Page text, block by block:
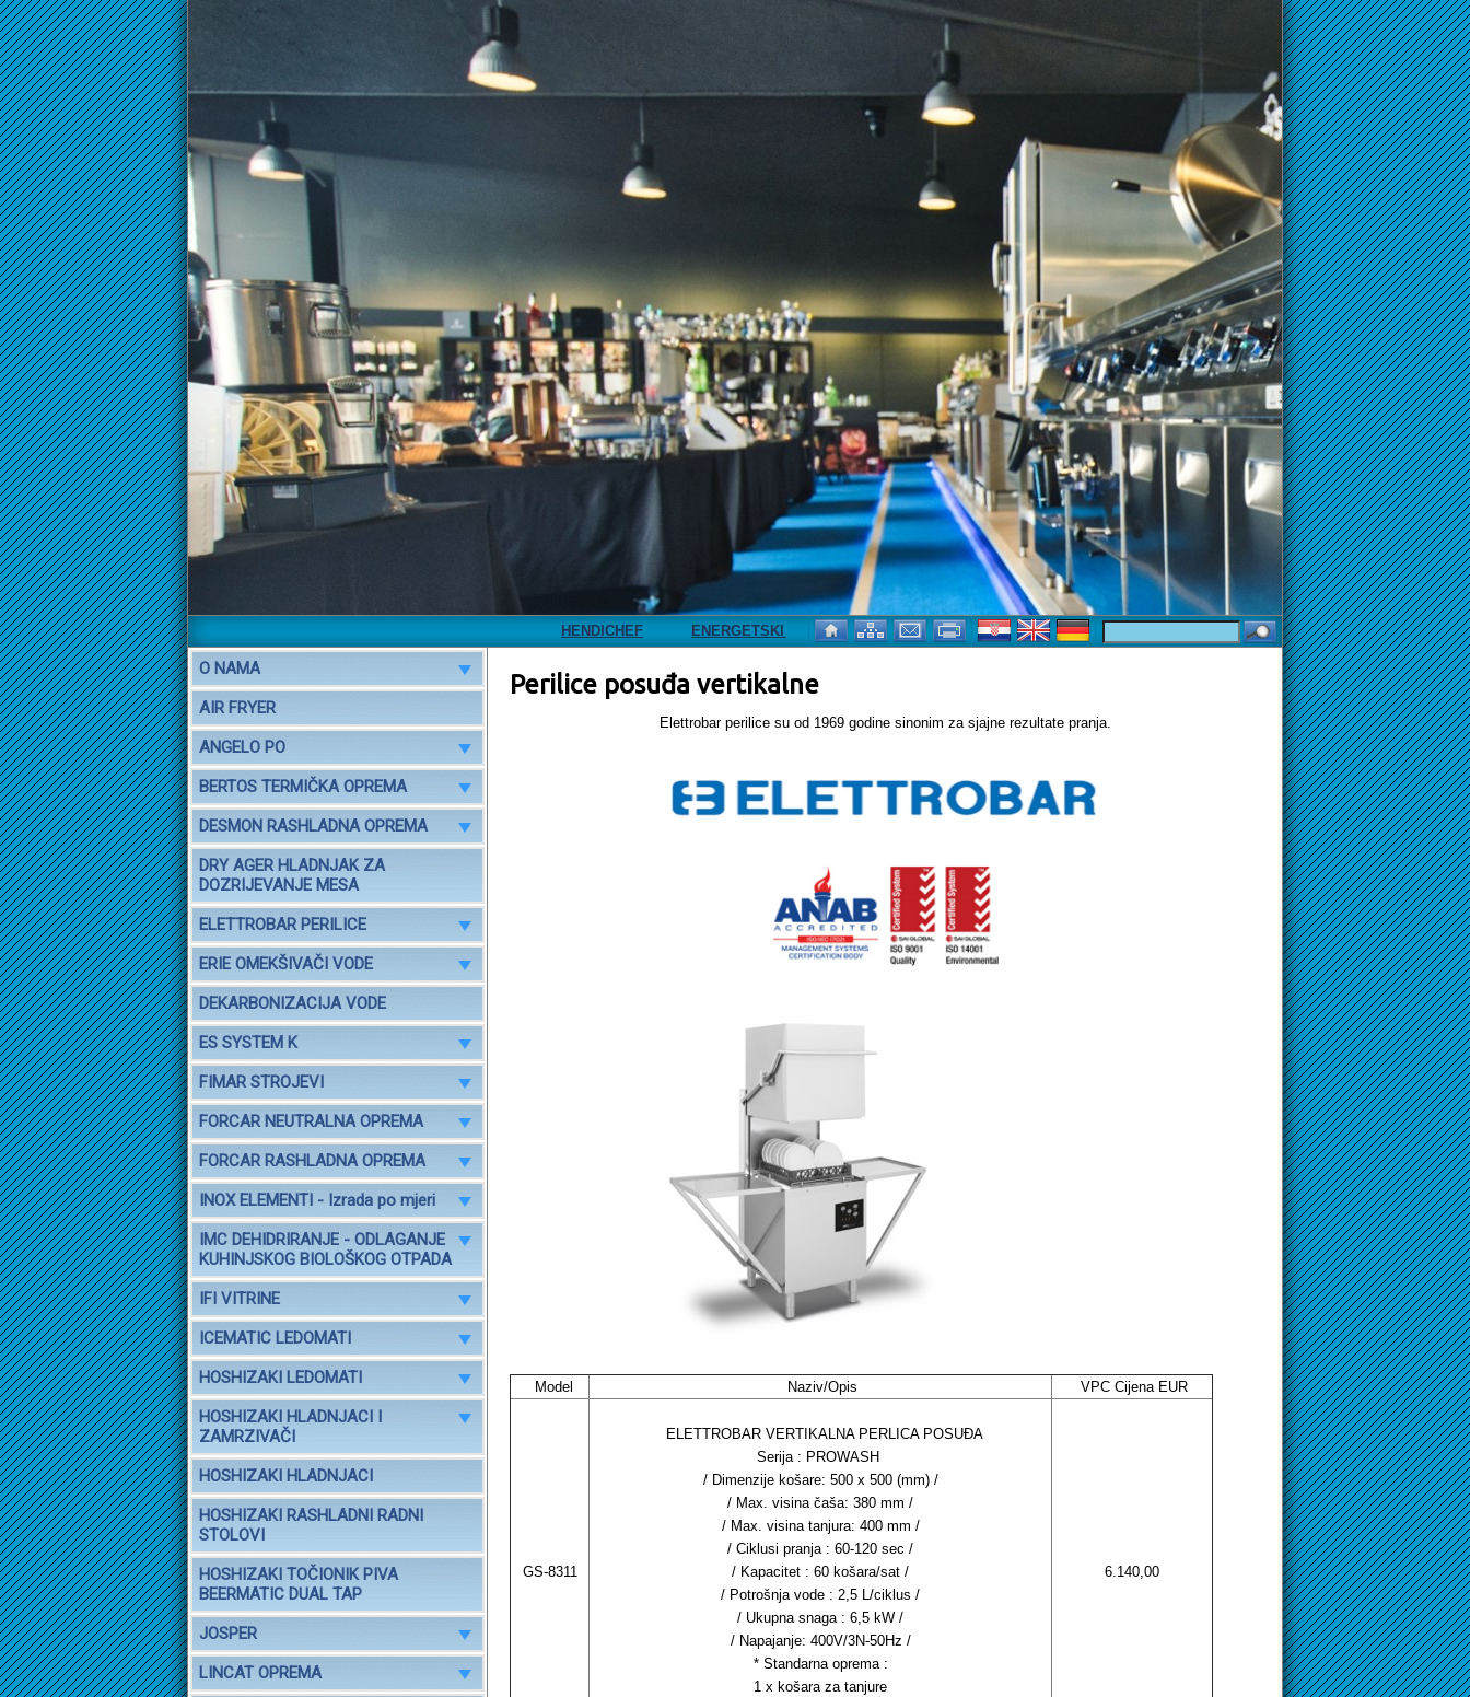
HENDICHEF ENERGETSKI RAZRED A NOVA ADRESA
O NAMA
AIR FRYER
ANGELO PO
BERTOS TERMIČKA OPREMA
DESMON RASHLADNA OPREMA
DRY AGER HLADNJAK ZA
DOZRIJEVANJE MESA
ELETTROBAR PERILICE
ERIE OMEKŠIVAČI VODE
DEKARBONIZACIJA VODE
ES SYSTEM K
FIMAR STROJEVI
FORCAR NEUTRALNA OPREMA
FORCAR RASHLADNA OPREMA
INOX ELEMENTI - Izrada po mjeri
IMC DEHIDRIRANJE - ODLAGANJE
KUHINJSKOG BIOLOŠKOG OTPADA
IFI VITRINE
ICEMATIC LEDOMATI
HOSHIZAKI LEDOMATI
HOSHIZAKI HLADNJACI I
ZAMRZIVAČI
HOSHIZAKI HLADNJACI
HOSHIZAKI RASHLADNI RADNI
STOLOVI
HOSHIZAKI TOČIONIK PIVA
BEERMATIC DUAL TAP
JOSPER
LINCAT OPREMA
Perilice posuđa vertikalne
Elettrobar perilice su od 1969 godine sinonim za sjajne rezultate pranja.
Model Naziv/Opis VPC Cijena EUR
GS-8311
ELETTROBAR VERTIKALNA PERLICA POSUĐA
Serija : PROWASH
/ Dimenzije košare: 500 x 500 (mm) /
/ Max. visina čaša: 380 mm /
/ Max. visina tanjura: 400 mm /
/ Ciklusi pranja : 60-120 sec /
/ Kapacitet : 60 košara/sat /
/ Potrošnja vode : 2,5 L/ciklus /
/ Ukupna snaga : 6,5 kW /
/ Napajanje: 400V/3N-50Hz /
* Standarna oprema :
1 x košara za tanjure
6.140,00